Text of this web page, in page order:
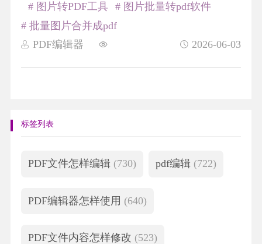
PDF编辑器 2026-06-03
# 图片转PDF工具
# 图片批量转pdf软件
# 批量图片合并成pdf
标签列表
PDF文件怎样编辑 (730) pdf编辑 (722)
PDF编辑器怎样使用 (640)
PDF文件内容怎样修改 (523)